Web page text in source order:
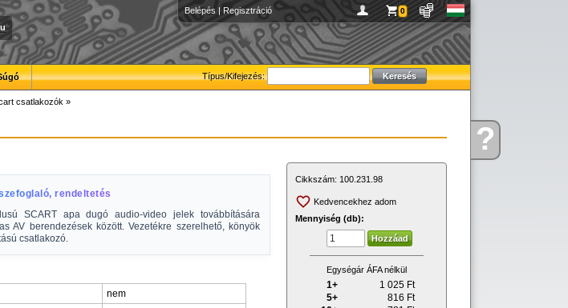
Kérdése?
Belépés | Regisztráció 0
Típus/Kifejezés:
csatlakozók »
rendeltetés
SCART apa dugó audio-video jelek továbbítására
AV berendezések között. Vezetékre szerelhető, könyök
csatlakozó.
nem
Cikkszám: 100.231.98
Kedvencekhez adom
Mennyiség (db):
Egységár ÁFA nélkül
1+ 1 025 Ft
5+
816 Ft